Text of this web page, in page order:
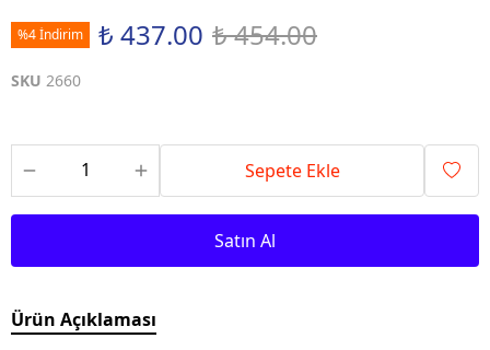
%4 İndirim ₺ 437.00 ₺ 454.00
SKU 2660
Sepete Ekle
Satın Al
Ürün Açıklaması